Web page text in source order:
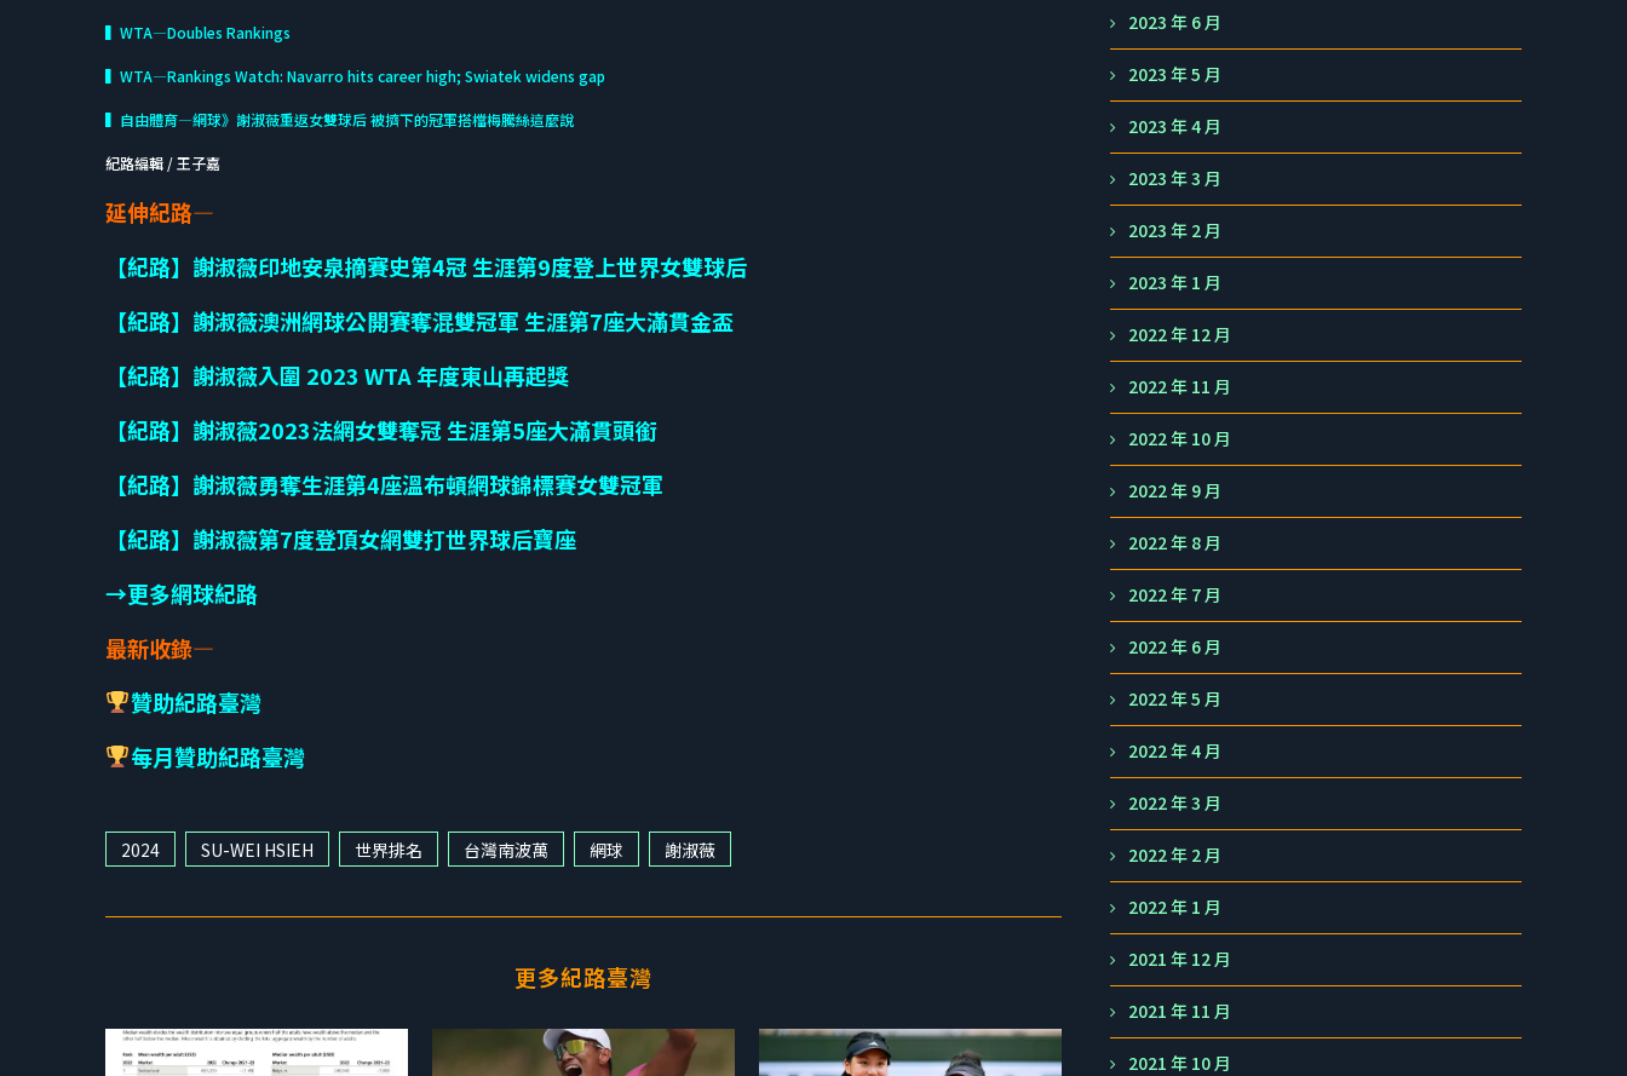
▍WTA—Doubles Rankings
▍WTA—Rankings Watch: Navarro hits career high; Swiatek widens gap
▍自由體育—網球》謝淑薇重返女雙球后 被擠下的冠軍搭檔梅騰絲這麼說
紀路編輯 / 王子嘉
延伸紀路—
【紀路】謝淑薇印地安泉摘賽史第4冠 生涯第9度登上世界女雙球后
【紀路】謝淑薇澳洲網球公開賽奪混雙冠軍 生涯第7座大滿貫金盃
【紀路】謝淑薇入圍 2023 WTA 年度東山再起獎
【紀路】謝淑薇2023法網女雙奪冠 生涯第5座大滿貫頭銜
【紀路】謝淑薇勇奪生涯第4座溫布頓網球錦標賽女雙冠軍
【紀路】謝淑薇第7度登頂女網雙打世界球后寶座
→更多網球紀路
最新收錄—
贊助紀路臺灣
每月贊助紀路臺灣
2024 SU-WEI HSIEH 世界排名 台灣南波萬 網球 謝淑薇
更多紀路臺灣
2023 年 6 月
2023 年 5 月
2023 年 4 月
2023 年 3 月
2023 年 2 月
2023 年 1 月
2022 年 12 月
2022 年 11 月
2022 年 10 月
2022 年 9 月
2022 年 8 月
2022 年 7 月
2022 年 6 月
2022 年 5 月
2022 年 4 月
2022 年 3 月
2022 年 2 月
2022 年 1 月
2021 年 12 月
2021 年 11 月
2021 年 10 月